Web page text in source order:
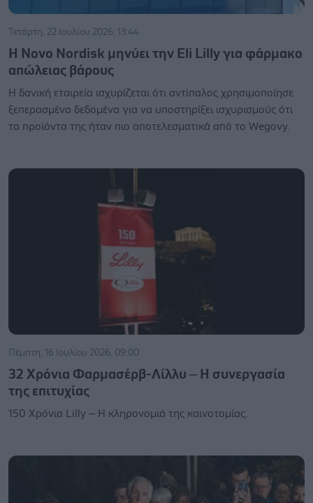
Τετάρτη, 22 Ιουλίου 2026, 13:44
Η Novo Nordisk μηνύει την Eli Lilly για φάρμακο
απώλειας βάρους
Η δανική εταιρεία ισχυρίζεται ότι αντίπαλος χρησιμοποίησε
ξεπερασμένα δεδομένα για να υποστηρίξει ισχυρισμούς ότι
τα προϊόντα της ήταν πιο αποτελεσματικά από το Wegovy.
Πέμπτη, 16 Ιουλίου 2026, 09:00
32 Χρόνια Φαρμασέρβ-Λίλλυ – Η συνεργασία
της επιτυχίας
150 Χρόνια Lilly – Η κληρονομιά της καινοτομίας.